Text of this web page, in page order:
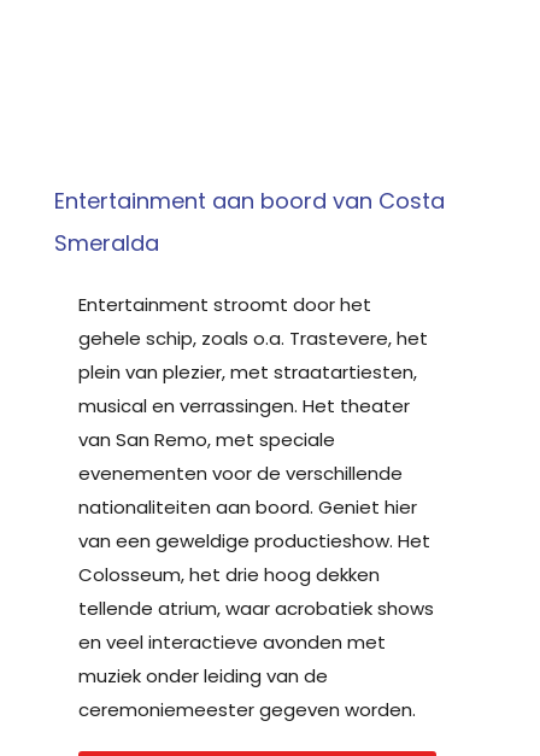
Entertainment aan boord van Costa
Smeralda
Entertainment stroomt door het
gehele schip, zoals o.a. Trastevere, het
plein van plezier, met straatartiesten,
musical en verrassingen. Het theater
van San Remo, met speciale
evenementen voor de verschillende
nationaliteiten aan boord. Geniet hier
van een geweldige productieshow. Het
Colosseum, het drie hoog dekken
tellende atrium, waar acrobatiek shows
en veel interactieve avonden met
muziek onder leiding van de
ceremoniemeester gegeven worden.